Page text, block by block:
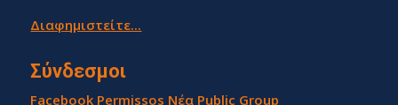
Διαφημιστείτε...
Σύνδεσμοι
Facebook Permissos Νέα Public Group